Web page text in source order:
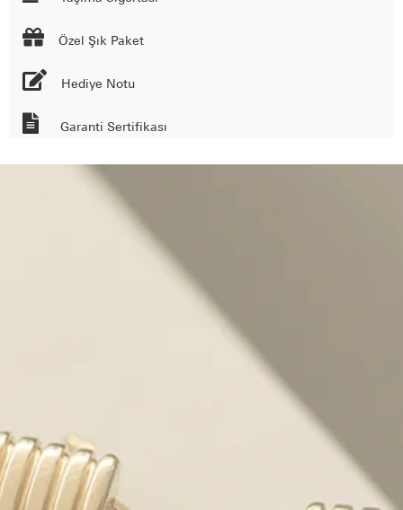
 Özel Şık Paket
Hediye Notu
Garanti Sertifikası